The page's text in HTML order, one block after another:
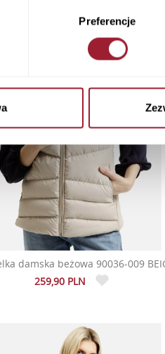
Preferencje
damska beżowa 90036-009
259,90 PLN